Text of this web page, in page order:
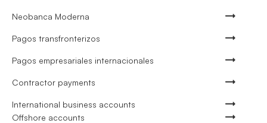
Neobanca Moderna
Pagos transfronterizos
Pagos empresariales internacionales
Contractor payments
International business accounts
Offshore accounts